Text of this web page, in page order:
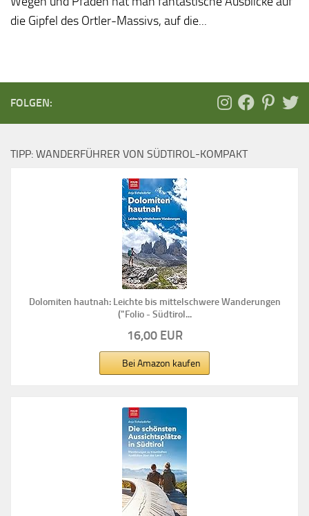
die Gipfel des Ortler-Massivs, auf die...
FOLGEN:
TIPP: WANDERFÜHRER VON SÜDTIROL-KOMPAKT
Dolomiten hautnah: Leichte bis mittelschwere Wanderungen
("Folio - Südtirol...
16,00 EUR
Bei Amazon kaufen